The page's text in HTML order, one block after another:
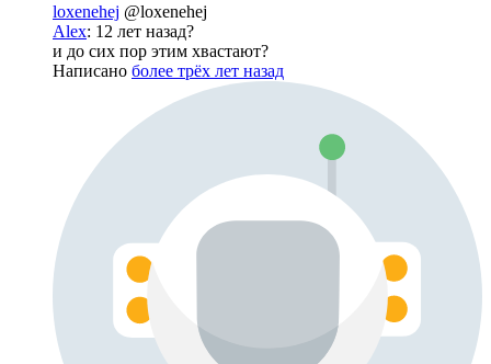
loxenehej @loxenehej
Alex: 12 лет назад?
и до сих пор этим хвастают?
Написано более трёх лет назад